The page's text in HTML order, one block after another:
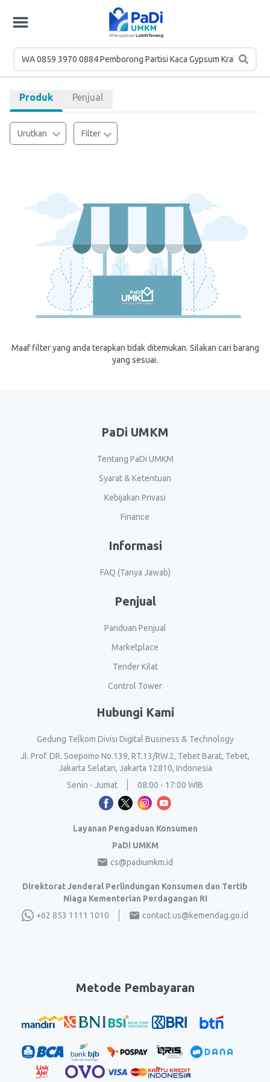
Produk Penjual
Urutkan Filter
Maaf filter yang anda terapkan tidak ditemukan. Silakan cari barang
yang sesuai.
PaDi UMKM
Tentang PaDi UMKM
Syarat & Ketentuan
Kebijakan Privasi
Finance
Informasi
FAQ (Tanya Jawab)
Penjual
Panduan Penjual
Marketplace
Tender Kilat
Control Tower
Hubungi Kami
Gedung Telkom Divisi Digital Business & Technology
Jl. Prof. DR. Soepomo No.139, RT.13/RW.2, Tebet Barat, Tebet,
Jakarta Selatan, Jakarta 12810, Indonesia
Senin - Jumat
08:00 - 17:00 WIB
Layanan Pengaduan Konsumen
PaDi UMKM
cs@padiumkm.id
Direktorat Jenderal Perlindungan Konsumen dan Tertib
Niaga Kementerian Perdagangan RI
+62 853 1111 1010
contact.us@kemendag.go.id
Metode Pembayaran